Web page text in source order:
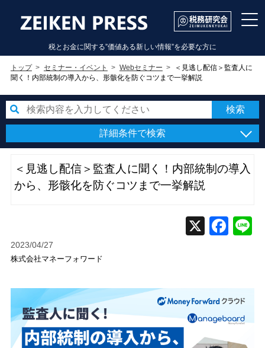
税とお金に関する”価値ある新しい情報”を必要な方に
トップ セミナー・イベント Webセミナー
＜見逃し配信＞監査人に
聞く！内部統制の導入から、形骸化を防ぐコツまで一挙解説
詳細条件で検索
＜見逃し配信＞監査人に聞く！内部統制の導入
から、形骸化を防ぐコツまで一挙解説
2023/04/27
株式会社マネーフォワード